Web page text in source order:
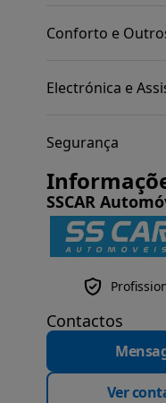
Conforto e
Electrónica e
Segurança
SSCAR
Contactos
Ver